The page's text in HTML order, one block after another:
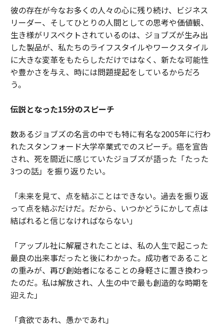
彼の存在が今なお多くの人々の心に残り続け、ビジネス
リーダー、そしてひとりの人間としての思考や価値観、
生き様がリスペクトされているのは、ジョブズが生み出
した製品が、私たちのライフスタイルやワークスタイル
に大きな変革をもたらしただけではなく、新たな可能性
や豊かさを与え、時には問題提起をしているからだろ
う。
伝説となった15分のスピーチ
数あるジョブズの名言の中でも特に有名な2005年に行わ
れたスタンフォード大学卒業式でのスピーチ。癌を宣告
され、死を間近に感じていたジョブズが語った「たった
3つの話」を振り返りたい。
「未来を見て、点を結ぶことはできない。過去を振り返
って点を結ぶだけだ。だから、いつかどうにかして点は
結ばれると信じなければならない」
「アップル社に解雇されたことは、私の人生で起こった
最良の出来事だったと後にわかった。成功者であること
の重みが、再び創始者になることの身軽さに置き換わっ
たのだ。私は解放され、人生の中で最も創造的な時期を
迎えた」
「貪欲であれ、愚かであれ」